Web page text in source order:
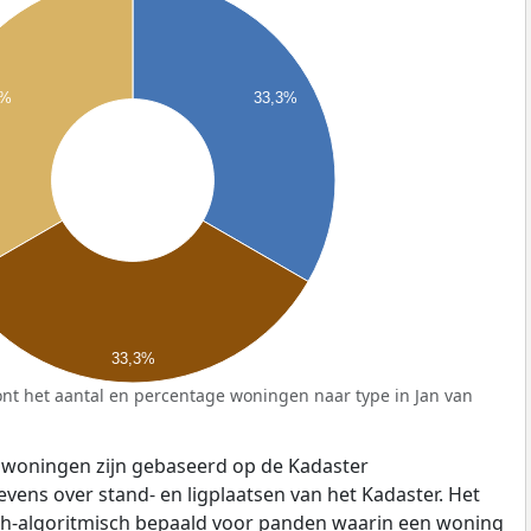
33,3%
33,3%
het aantal en percentage woningen naar type in Jan van
zijn gebaseerd op de Kadaster
over stand- en ligplaatsen van het Kadaster. Het
algoritmisch bepaald voor panden waarin een woning